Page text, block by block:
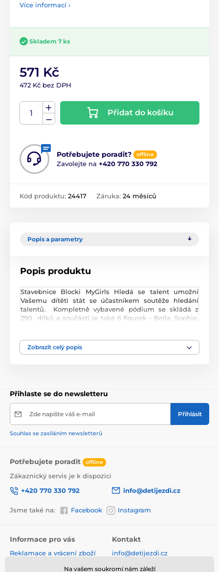
Více informací ›
Skladem 7 ks
571 Kč
472 Kč bez DPH
Přidat do košíku
Potřebujete poradit? offline
Zavolejte na +420 770 330 792
Kód produktu: 24417 Záruka: 24 měsíců
Popis a parametry
Popis produktu
Stavebnice Blocki MyGirls Hledá se talent umožní
Vašemu dítěti stát se účastníkem soutěže hledání
talentů. Kompletně vybavené pódium se skládá z
290 dílků a součástí je také 6 figurek - Bella, Sophie,
manuální dovednosti a zlepšuje logické myšlení.
Stavebnice je kompatibilní se stavebnicemi ostatních
Produkt je zařazen v kategoriích
Zobrazit celý popis
Přihlaste se do newsletteru
Zde napište váš e-mail Přihlásit
Souhlas se zasíláním newsletterů
Potřebujete poradit offline
Zákaznický servis je k dispozici
+420 770 330 792
info@detijezdi.cz
Jsme také na: Facebook Instagram
Informace pro vás
Reklamace a vrácení zboží
Obchodní podmínky
Kontakt
info@detijezdi.cz
770 330 792 (Po-Pá 10-16 hod)
Na vašem soukromí nám záleží